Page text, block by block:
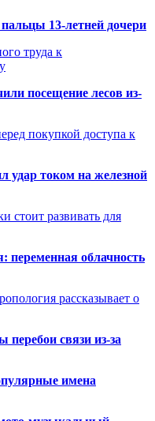
13-летней дочери
труда к
посещение лесов из-
покупкой доступа к
удар током на железной
стоит развивать для
переменная облачность
рассказывает о
связи из-за
имена